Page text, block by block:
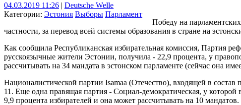
04.03.2019 11:26 | Deutsche Welle
Категории: Эстония Выборы Парламент
Победу на
частности, за перевод всей системы образования в стране на
Как сообщила Республиканская избирательная комиссия, Партия
русскоязычные жители Эстонии, получила - 22,9 процента, у
рассчитывать на 34 мандата в эстонском парламенте (сейчас она
Националистической партии Isamаa (Отечество), входящей в
11. Еще одна правящая партия - Социал-демократическая, у
9,9 процента избирателей и она может рассчитывать на 10 мандатов.